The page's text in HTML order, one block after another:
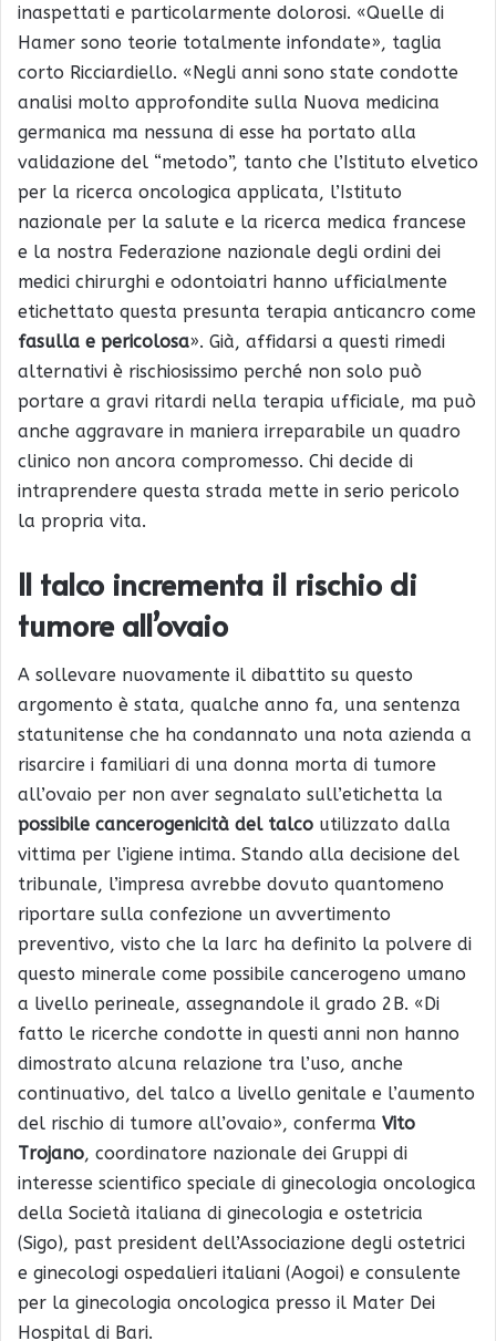
inaspettati e particolarmente dolorosi. «Quelle di
Hamer sono teorie totalmente infondate», taglia
corto Ricciardiello. «Negli anni sono state condotte
analisi molto approfondite sulla Nuova medicina
germanica ma nessuna di esse ha portato alla
validazione del “metodo”, tanto che l’Istituto elvetico
per la ricerca oncologica applicata, l’Istituto
nazionale per la salute e la ricerca medica francese
e la nostra Federazione nazionale degli ordini dei
medici chirurghi e odontoiatri hanno ufficialmente
etichettato questa presunta terapia anticancro come
fasulla e pericolosa». Già, affidarsi a questi rimedi
alternativi è rischiosissimo perché non solo può
portare a gravi ritardi nella terapia ufficiale, ma può
anche aggravare in maniera irreparabile un quadro
clinico non ancora compromesso. Chi decide di
intraprendere questa strada mette in serio pericolo
la propria vita.
Il talco incrementa il rischio di
tumore all’ovaio
A sollevare nuovamente il dibattito su questo
argomento è stata, qualche anno fa, una sentenza
statunitense che ha condannato una nota azienda a
risarcire i familiari di una donna morta di tumore
all’ovaio per non aver segnalato sull’etichetta la
possibile cancerogenicità del talco utilizzato dalla
vittima per l’igiene intima. Stando alla decisione del
tribunale, l’impresa avrebbe dovuto quantomeno
riportare sulla confezione un avvertimento
preventivo, visto che la Iarc ha definito la polvere di
questo minerale come possibile cancerogeno umano
a livello perineale, assegnandole il grado 2B. «Di
fatto le ricerche condotte in questi anni non hanno
dimostrato alcuna relazione tra l’uso, anche
continuativo, del talco a livello genitale e l’aumento
del rischio di tumore all’ovaio», conferma Vito
Trojano, coordinatore nazionale dei Gruppi di
interesse scientifico speciale di ginecologia oncologica
della Società italiana di ginecologia e ostetricia
(Sigo), past president dell’Associazione degli ostetrici
e ginecologi ospedalieri italiani (Aogoi) e consulente
per la ginecologia oncologica presso il Mater Dei
Hospital di Bari.